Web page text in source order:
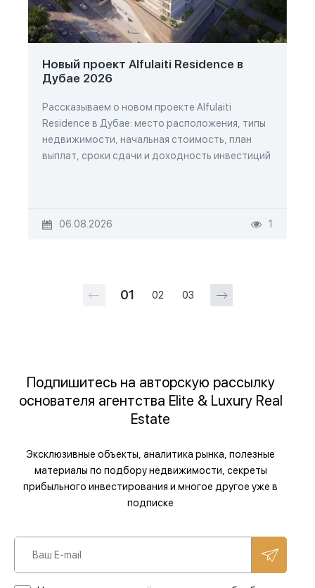
Новый проект Alfulaiti Residence в
Дубае 2026
Рассказываем о новом проекте Alfulaiti
Residence в Дубае: место расположения, типы
недвижимости, начальная стоимость, план
выплат, сроки сдачи и доходность инвестиций
06.08.2026 1
01 02 03
Подпишитесь на авторскую рассылку
основателя агентства Elite & Luxury Real
Estate
Эксклюзивные объекты, аналитика рынка, полезные
материалы по подбору недвижимости, секреты
прибыльного инвестирования и многое другое уже в
подписке